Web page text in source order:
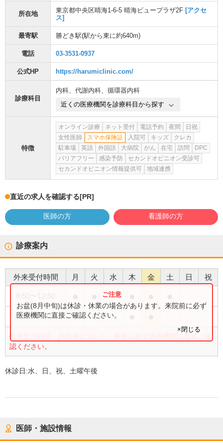
所在地 東京都中央区晴海1-6-5 晴海ビュープラザ2F [アクセ
ス]
最寄駅 勝どき駅(駅から東に約640m)
電話 03-3531-0937
公式HP https://harumiclinic.com/
診療科目
内科、 代謝内科、 循環器内科
近くの医療機関を診療科目から探す
特徴
オンライン診療 ネット受付 電話予約 夜間
日祝
女性医師
スマホ保険証 入院可 キッズ
クレカ
駐車場
英語 外国語 大病院 がん 在宅 訪問
DPC
バリアフリー
感染予防
セカンドオピニオン受診可
セカンドオピニオン情報提供可
地域連携
直近の求人を確認する[PR]
医師の方 看護師の方
診療案内
外来受付時間 月 火 水 木 金 土 日 祝
14:50〜18:20 ● ●
外来受付時間・内容等について、事前に必ず医療機関に直接ご確
認ください。
お盆(8月中旬)は休診・休業の場合があります。来院前に必ず
医療機関に直接ご確認ください。
×閉じる
休診日:水、日、祝、土曜午後
医師・施設情報